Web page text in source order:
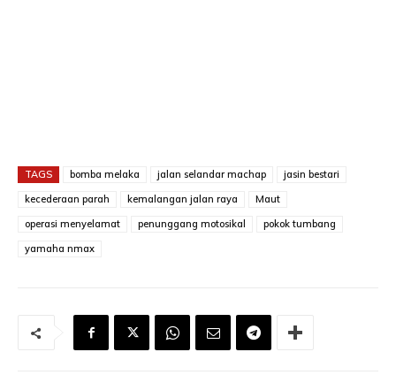
TAGS bomba melaka jalan selandar machap
jasin bestari
kecederaan parah
kemalangan jalan raya
Maut
operasi menyelamat
penunggang motosikal
pokok tumbang
yamaha nmax